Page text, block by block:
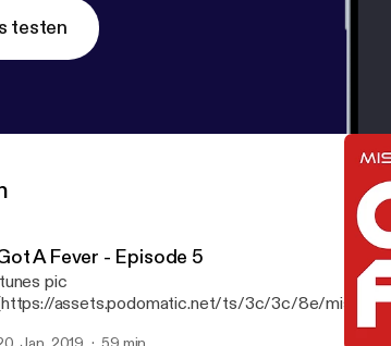
testen
A Fever - Episode 5
pic
assets.podomatic.net/ts/3c/3c/8e/
g] Features tracks from Kaskade, Anti-up, Walker &